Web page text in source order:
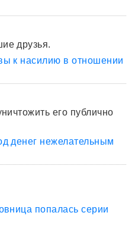
друзья.
к насилию в отношении
его публично
денег нежелательным
попалась серии